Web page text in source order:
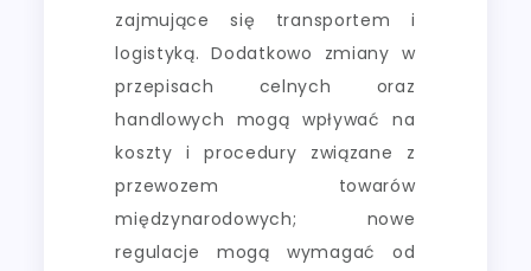
zajmujące się transportem i
logistyką. Dodatkowo zmiany w
przepisach celnych oraz
handlowych mogą wpływać na
koszty i procedury związane z
przewozem towarów
międzynarodowych; nowe
regulacje mogą wymagać od